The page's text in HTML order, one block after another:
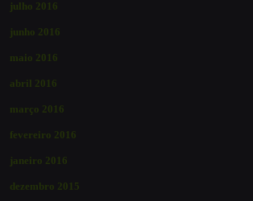
julho 2016
junho 2016
maio 2016
abril 2016
março 2016
fevereiro 2016
janeiro 2016
dezembro 2015